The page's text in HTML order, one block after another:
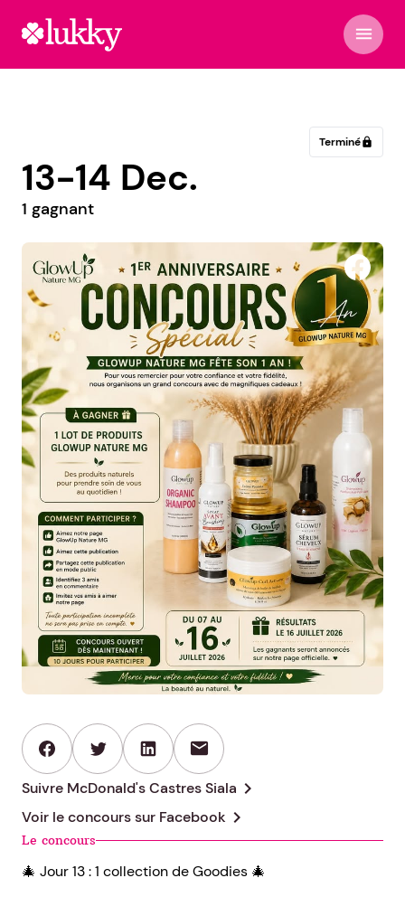
menu
Terminélock
13-14 Dec.
1 gagnant
McDonald's Castres Siala
mail
Suivre McDonald's Castres Siala chevron_right
Voir le concours sur Facebook chevron_right
Le concours
🎄 Jour 13 : 1 collection de Goodies 🎄